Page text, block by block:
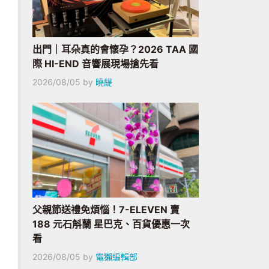
出門｜耳朵真的會懷孕？2026 TAA 國
際 HI-END 音響展現場搶先看
2026/08/05 by 曉緹
父親節送禮免煩惱！7-ELEVEN 賣
188 元石斛蘭 星巴克、百貨優惠一次
看
2026/08/05 by 電獺編輯部